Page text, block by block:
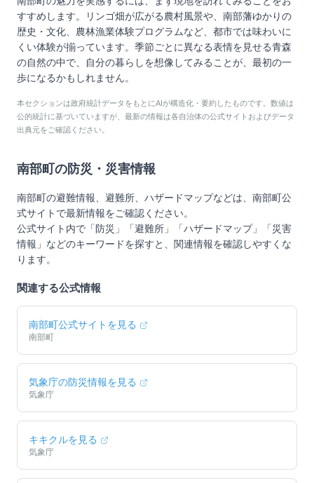
すすめします。リンゴ畑が広がる農村風景や、南部藩ゆかりの
歴史・文化、農林漁業体験プログラムなど、都市では味わいに
くい体験が揃っています。季節ごとに異なる表情を見せる青森
の自然の中で、自分の暮らしを想像してみることが、最初の一
歩になるかもしれません。
本セクションは政府統計データをもとにAIが構造化・要約したものです。数値は
公的統計に基づいていますが、最新の情報は各自治体の公式サイトおよびデータ
出典元をご確認ください。
南部町 の防災・災害情報
南部町の避難情報、避難所、ハザードマップなどは、 南部町公
式サイトで最新情報をご確認ください。
公式サイト内で「防災」「避難所」「ハザードマップ」「災害
情報」などのキーワードを探すと、関連情報を確認しやすくな
ります。
関連する公式情報
南部町公式サイトを見る
南部町
気象庁の防災情報を見る
気象庁
キキクルを見る
気象庁